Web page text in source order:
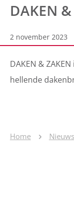
DAKEN
2 november 2023
DAKEN &
hellende
Home Nieuws